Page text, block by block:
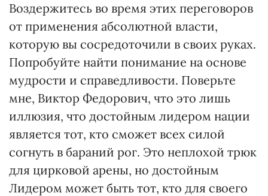
Воздержитесь во время этих переговоров
от применения абсолютной власти,
которую вы сосредоточили в своих руках.
Попробуйте найти понимание на основе
мудрости и справедливости. Поверьте
мне, Виктор Федорович, что это лишь
иллюзия, что достойным лидером нации
является тот, кто сможет всех силой
согнуть в бараний рог. Это неплохой трюк
для цирковой арены, но достойным
Лидером может быть тот, кто для своего